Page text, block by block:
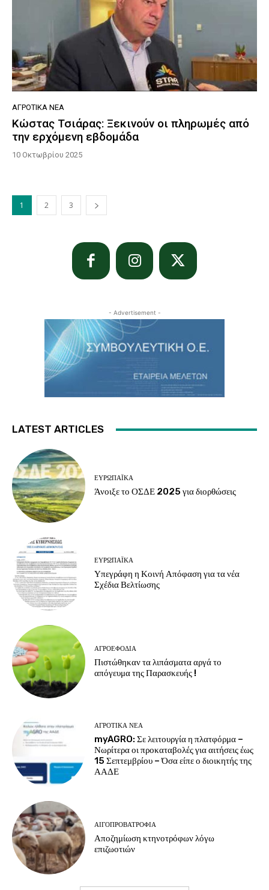
ΑΓΡΟΤΙΚΆ ΝΈΑ
Κώστας Τσιάρας: Ξεκινούν οι πληρωμές από
την ερχόμενη εβδομάδα
10 Οκτωβρίου 2025
1 2 3
- Advertisement -
LATEST ARTICLES
ΕΥΡΩΠΑΪΚΆ
Άνοιξε το ΟΣΔΕ 2025 για διορθώσεις
ΕΥΡΩΠΑΪΚΆ
Υπεγράφη η Κοινή Απόφαση για τα νέα
Σχέδια Βελτίωσης
ΑΓΡΟΕΦΌΔΙΑ
Πιστώθηκαν τα λιπάσματα αργά το
απόγευμα της Παρασκευής !
ΑΓΡΟΤΙΚΆ ΝΈΑ
myAGRO: Σε λειτουργία η πλατφόρμα –
Νωρίτερα οι προκαταβολές για αιτήσεις έως
15 Σεπτεμβρίου – Όσα είπε ο διοικητής της
ΑΑΔΕ
ΑΙΓΟΠΡΟΒΑΤΡΟΦΊΑ
Αποζημίωση κτηνοτρόφων λόγω
επιζωοτιών